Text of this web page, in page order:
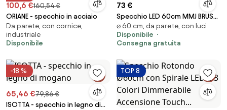
100,6 €160,54 €
ORIANE - specchio in acciaio
Da parete, con cornice,
industriale
Disponibile
73 €
Specchio LED 60cm MMJ BRUSH
COPPER
⌀ 60 cm, da parete, con luci
Disponibile
Consegna gratuita
-18 %
65,46 €79,86 €
ISOTTA - specchio in legno di
TOP 8